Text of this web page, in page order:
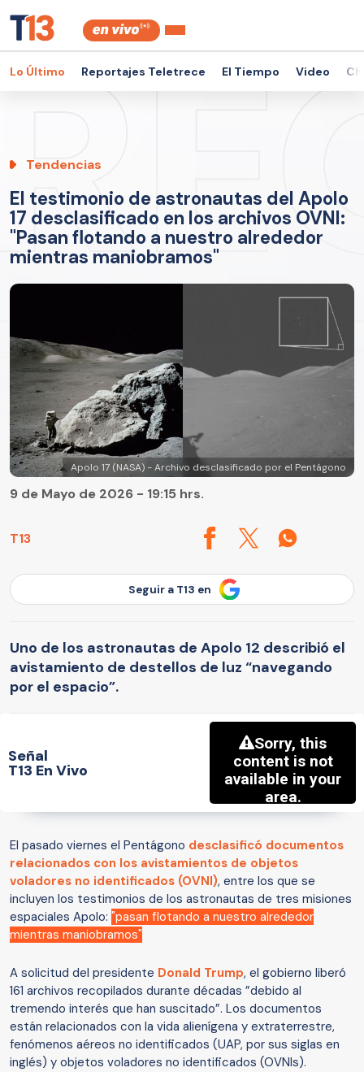
Lo Último Reportajes Teletrece El Tiempo Video
Tendencias
El testimonio de astronautas del Apolo
17 desclasificado en los archivos OVNI:
"Pasan flotando a nuestro alrededor
mientras maniobramos"
Apolo 17 (NASA) - Archivo desclasificado por el Pentágono
T13
9 de Mayo de 2026 - 19:15 hrs.
Seguir a T13 en
Uno de los astronautas de Apolo 12 describió el
avistamiento de destellos de luz “navegando
por el espacio”.
Señal
T13 En Vivo
El pasado viernes el Pentágono desclasificó documentos
relacionados con los avistamientos de objetos
voladores no identificados (OVNI), entre los que se
incluyen los testimonios de los astronautas de tres misiones
espaciales Apolo: "pasan flotando a nuestro alrededor
mientras maniobramos"
A solicitud del presidente Donald Trump, el gobierno liberó
161 archivos recopilados durante décadas ”debido al
tremendo interés que han suscitado”. Los documentos
están relacionados con la vida alienígena y extraterrestre,
fenómenos aéreos no identificados (UAP, por sus siglas en
inglés) y objetos voladores no identificados (OVNIs).